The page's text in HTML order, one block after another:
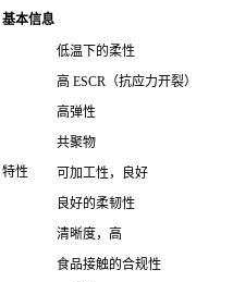
基本信息
特性
低温下的柔性
高 ESCR（抗应力开裂）
高弹性
共聚物
可加工性，良好
良好的柔韧性
清晰度，高
食品接触的合规性